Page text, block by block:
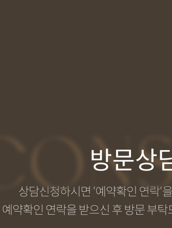
방문상
상담신청하시면 '예약확인 연락'
예약확인 연락을 받으신 후 방문 부